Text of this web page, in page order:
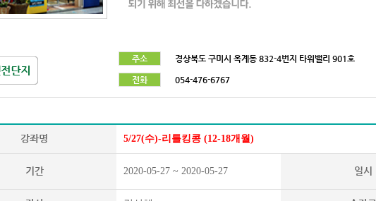
주소 경상북도 구미시 옥계동 832-4번지 타워밸리 901호
전화 054-476-6767
강좌명 5/27(수)-리틀킹콩 (12-18개월)
기간 2020-05-27 ~ 2020-05-27 일시